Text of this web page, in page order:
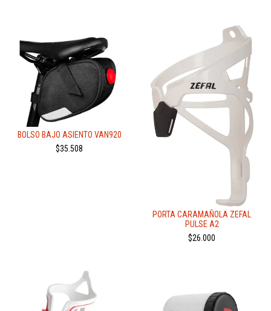
BOLSO BAJO ASIENTO VAN920
$35.508
PORTA CARAMAÑOLA ZEFAL
PULSE A2
$26.000